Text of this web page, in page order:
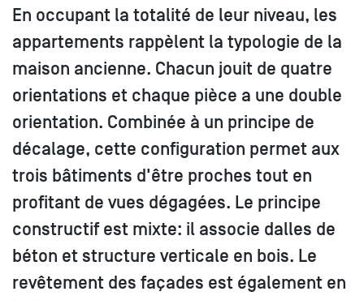
En occupant la totalité de leur niveau, les
appartements rappèlent la typologie de la
maison ancienne. Chacun jouit de quatre
orientations et chaque pièce a une double
orientation. Combinée à un principe de
décalage, cette configuration permet aux
trois bâtiments d'être proches tout en
profitant de vues dégagées. Le principe
constructif est mixte: il associe dalles de
béton et structure verticale en bois. Le
revêtement des façades est également en